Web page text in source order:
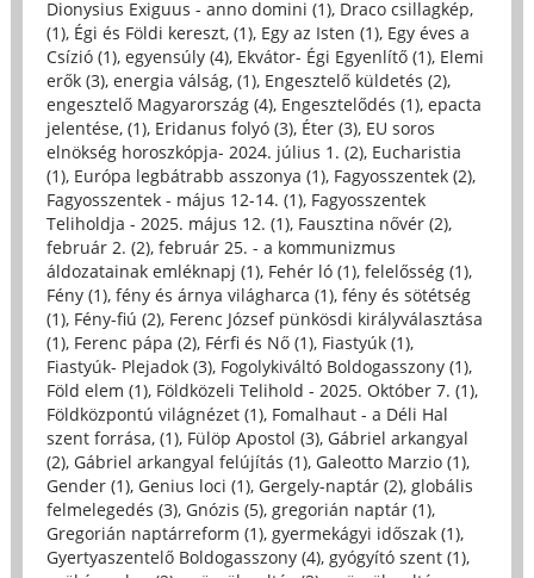
Dionysius Exiguus - anno domini (1), Draco csillagkép,
(1), Égi és Földi kereszt, (1), Egy az Isten (1), Egy éves a
Csízió (1), egyensúly (4), Ekvátor- Égi Egyenlítő (1), Elemi
erők (3), energia válság, (1), Engesztelő küldetés (2),
engesztelő Magyarország (4), Engesztelődés (1), epacta
jelentése, (1), Eridanus folyó (3), Éter (3), EU soros
elnökség horoszkópja- 2024. július 1. (2), Eucharistia
(1), Európa legbátrabb asszonya (1), Fagyosszentek (2),
Fagyosszentek - május 12-14. (1), Fagyosszentek
Teliholdja - 2025. május 12. (1), Fausztina nővér (2),
február 2. (2), február 25. - a kommunizmus
áldozatainak emléknapj (1), Fehér ló (1), felelősség (1),
Fény (1), fény és árnya világharca (1), fény és sötétség
(1), Fény-fiú (2), Ferenc József pünkösdi királyválasztása
(1), Ferenc pápa (2), Férfi és Nő (1), Fiastyúk (1),
Fiastyúk- Plejadok (3), Fogolykiváltó Boldogasszony (1),
Föld elem (1), Földközeli Telihold - 2025. Október 7. (1),
Földközpontú világnézet (1), Fomalhaut - a Déli Hal
szent forrása, (1), Fülöp Apostol (3), Gábriel arkangyal
(2), Gábriel arkangyal felújítás (1), Galeotto Marzio (1),
Gender (1), Genius loci (1), Gergely-naptár (2), globális
felmelegedés (3), Gnózis (5), gregorián naptár (1),
Gregorián naptárreform (1), gyermekágyi időszak (1),
Gyertyaszentelő Boldogasszony (4), gyógyító szent (1),